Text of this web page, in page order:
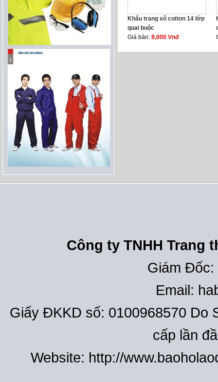
Khẩu trang xô cotton 14 lớp
quai buộc
Giá bán: 8,000 Vnđ
Công ty TNHH Trang
Giám Đốc:
Email:
Giấy ĐKKD số: 0100968570 Do
cấp lần
Website: http://